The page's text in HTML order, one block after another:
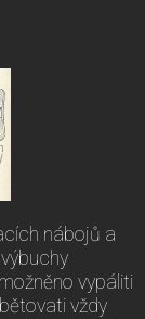
nábojů a
vypáliti
vždy